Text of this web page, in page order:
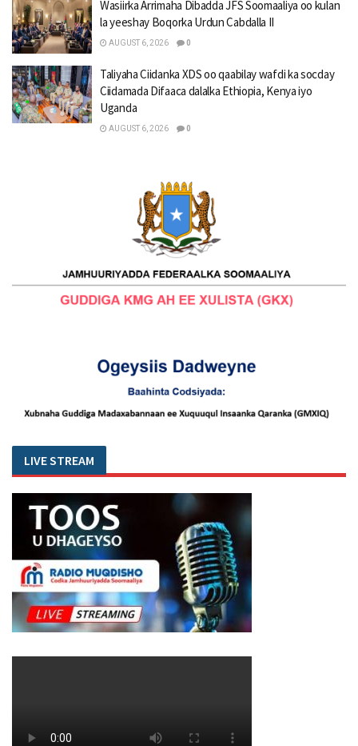
Wasiirka Arrimaha Dibadda JFS Soomaaliya oo kulan
la yeeshay Boqorka Urdun Cabdalla II
AUGUST 6, 2026 0
Taliyaha Ciidanka XDS oo qaabilay wafdi ka socday
Ciidamada Difaaca dalalka Ethiopia, Kenya iyo
Uganda
AUGUST 6, 2026 0
LIVE STREAM